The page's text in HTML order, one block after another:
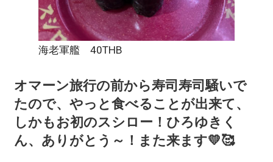
海老軍艦 40THB
オマーン旅行の前から寿司寿司騒いで
たので、やっと食べることが出来て、
しかもお初のスシロー！ひろゆきく
ん、ありがとう～！また来ます💛🥰